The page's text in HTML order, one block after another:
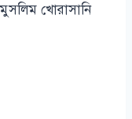
খোরাসানি